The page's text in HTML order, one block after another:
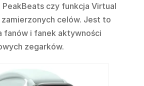
czy funkcja Virtual
zamierzonych celów. Jest to
fanów i fanek aktywności
zegarków.